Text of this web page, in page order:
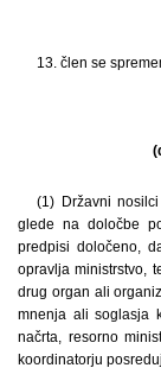
13. člen se
(1) Državni
glede na določbe
predpisi določeno,
opravlja ministrstvo,
drug organ ali
mnenja ali soglasja
načrta, resorno
koordinatorju